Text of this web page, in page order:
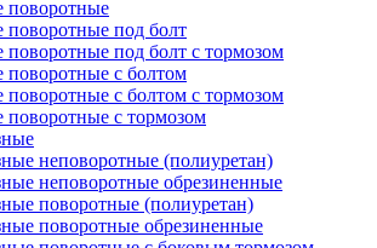
поворотные
поворотные под болт
поворотные под болт с тормозом
поворотные с болтом
поворотные с болтом с тормозом
поворотные с тормозом
неповоротные (полиуретан)
неповоротные обрезиненные
поворотные (полиуретан)
поворотные обрезиненные